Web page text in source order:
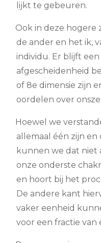
lijkt te gebeuren.
Ook in deze hogere
de ander en het ik,
individu. Er blijft
afgescheidenheid
of 8e dimensie zijn
oordelen over
Hoewel we
allemaal één zijn en
kunnen we dat niet
onze onderste
en hoort bij het
De andere kant
vaker eenheid
voor een fractie van